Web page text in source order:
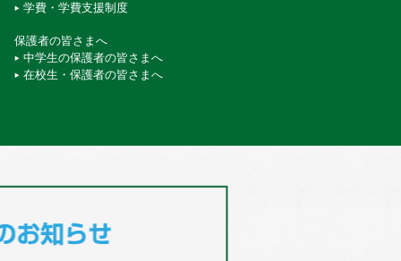
学費・学費支援制度
保護者の皆さまへ
中学生の保護者の皆さまへ
在校生・保護者の皆さまへ